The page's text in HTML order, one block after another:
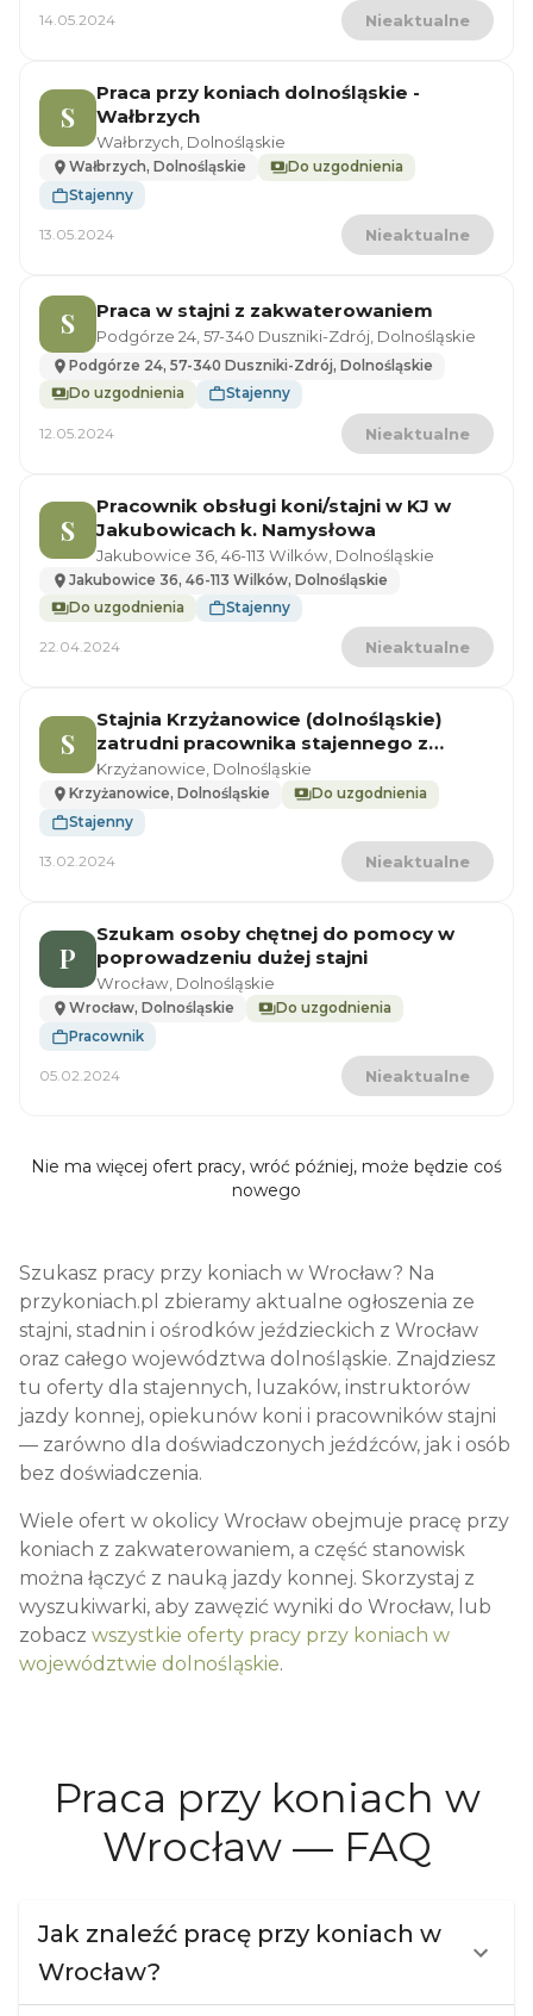
14.05.2024 Nieaktualne
S
Praca przy koniach dolnośląskie -
Wałbrzych
Wałbrzych, Dolnośląskie
Wałbrzych, Dolnośląskie
Do uzgodnienia
Stajenny
13.05.2024 Nieaktualne
S Praca w stajni z zakwaterowaniem
Podgórze 24, 57-340 Duszniki-Zdrój, Dolnośląskie
Podgórze 24, 57-340 Duszniki-Zdrój, Dolnośląskie
Do uzgodnienia
Stajenny
12.05.2024 Nieaktualne
S
Pracownik obsługi koni/stajni w KJ w
Jakubowicach k. Namysłowa
Jakubowice 36, 46-113 Wilków, Dolnośląskie
Jakubowice 36, 46-113 Wilków, Dolnośląskie
Do uzgodnienia
Stajenny
22.04.2024 Nieaktualne
S
Stajnia Krzyżanowice (dolnośląskie)
zatrudni pracownika stajennego z
możliwością zamieszkania.
Krzyżanowice, Dolnośląskie
Krzyżanowice, Dolnośląskie
Do uzgodnienia
Stajenny
13.02.2024 Nieaktualne
P
Szukam osoby chętnej do pomocy w
poprowadzeniu dużej stajni
Wrocław, Dolnośląskie
Wrocław, Dolnośląskie
Do uzgodnienia
Pracownik
05.02.2024 Nieaktualne
Nie ma więcej ofert pracy, wróć później, może będzie coś
nowego
Szukasz pracy przy koniach w Wrocław? Na
przykoniach.pl zbieramy aktualne ogłoszenia ze
stajni, stadnin i ośrodków jeździeckich z Wrocław
oraz całego województwa dolnośląskie. Znajdziesz
tu oferty dla stajennych, luzaków, instruktorów
jazdy konnej, opiekunów koni i pracowników stajni
— zarówno dla doświadczonych jeźdźców, jak i osób
bez doświadczenia.
Wiele ofert w okolicy Wrocław obejmuje pracę przy
koniach z zakwaterowaniem, a część stanowisk
można łączyć z nauką jazdy konnej. Skorzystaj z
wyszukiwarki, aby zawęzić wyniki do Wrocław, lub
zobacz wszystkie oferty pracy przy koniach w
województwie dolnośląskie.
Praca przy koniach w
Wrocław — FAQ
Jak znaleźć pracę przy koniach w
Wrocław?